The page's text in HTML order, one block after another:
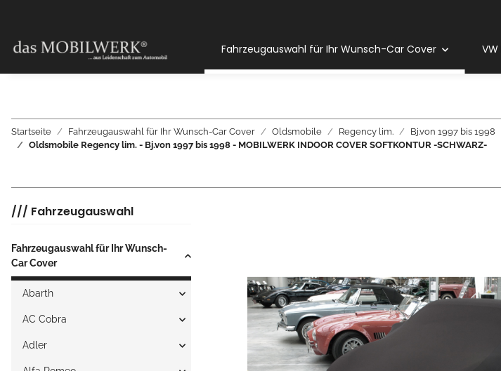
Fahrzeugauswahl für Ihr Wunsch-Car Cover VW
Startseite Fahrzeugauswahl für Ihr Wunsch-Car Cover Oldsmobile Regency lim.
Bj.von 1997 bis 1998
Oldsmobile Regency lim. - Bj.von 1997 bis 1998 - MOBILWERK INDOOR COVER SOFTKONTUR -SCHWARZ-
/// Fahrzeugauswahl
Fahrzeugauswahl für Ihr Wunsch-
Car Cover
Abarth
AC Cobra
Adler